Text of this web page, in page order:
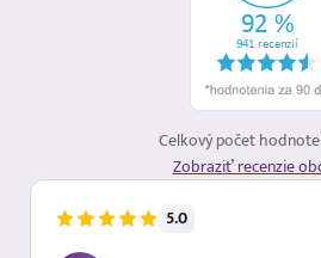
Celkový počet
Zobraziť recenzie
5.0